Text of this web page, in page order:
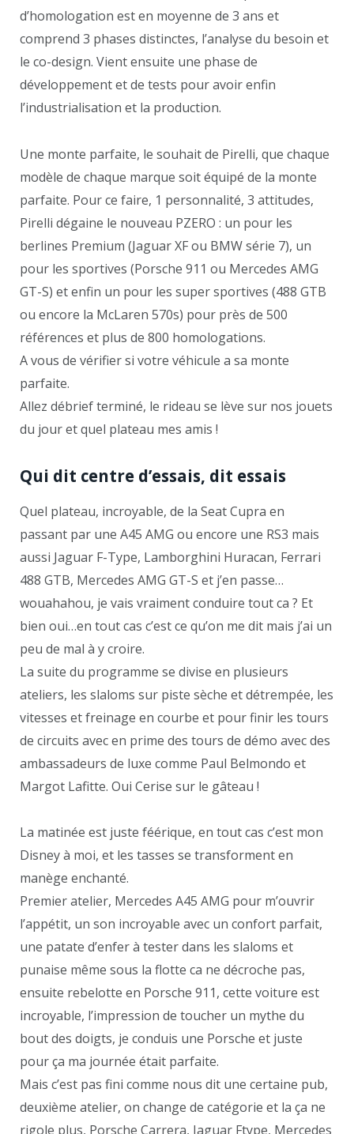
d’homologation est en moyenne de 3 ans et
comprend 3 phases distinctes, l’analyse du besoin et
le co-design. Vient ensuite une phase de
développement et de tests pour avoir enfin
l’industrialisation et la production.
Une monte parfaite, le souhait de Pirelli, que chaque
modèle de chaque marque soit équipé de la monte
parfaite. Pour ce faire, 1 personnalité, 3 attitudes,
Pirelli dégaine le nouveau PZERO : un pour les
berlines Premium (Jaguar XF ou BMW série 7), un
pour les sportives (Porsche 911 ou Mercedes AMG
GT-S) et enfin un pour les super sportives (488 GTB
ou encore la McLaren 570s) pour près de 500
références et plus de 800 homologations.
A vous de vérifier si votre véhicule a sa monte
parfaite.
Allez débrief terminé, le rideau se lève sur nos jouets
du jour et quel plateau mes amis !
Qui dit centre d’essais, dit essais
Quel plateau, incroyable, de la Seat Cupra en
passant par une A45 AMG ou encore une RS3 mais
aussi Jaguar F-Type, Lamborghini Huracan, Ferrari
488 GTB, Mercedes AMG GT-S et j’en passe…
wouahahou, je vais vraiment conduire tout ca ? Et
bien oui…en tout cas c’est ce qu’on me dit mais j’ai un
peu de mal à y croire.
La suite du programme se divise en plusieurs
ateliers, les slaloms sur piste sèche et détrempée, les
vitesses et freinage en courbe et pour finir les tours
de circuits avec en prime des tours de démo avec des
ambassadeurs de luxe comme Paul Belmondo et
Margot Lafitte. Oui Cerise sur le gâteau !
La matinée est juste féérique, en tout cas c’est mon
Disney à moi, et les tasses se transforment en
manège enchanté.
Premier atelier, Mercedes A45 AMG pour m’ouvrir
l’appétit, un son incroyable avec un confort parfait,
une patate d’enfer à tester dans les slaloms et
punaise même sous la flotte ca ne décroche pas,
ensuite rebelotte en Porsche 911, cette voiture est
incroyable, l’impression de toucher un mythe du
bout des doigts, je conduis une Porsche et juste
pour ça ma journée était parfaite.
Mais c’est pas fini comme nous dit une certaine pub,
deuxième atelier, on change de catégorie et la ça ne
rigole plus, Porsche Carrera, Jaguar Ftype, Mercedes